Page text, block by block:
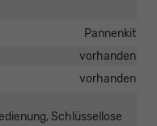
Pannenkit
vorhanden
vorhanden
Schlüssellose